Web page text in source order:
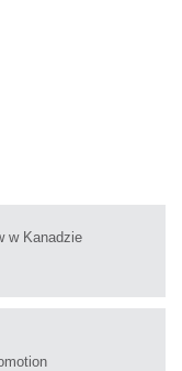
w Kanadzie